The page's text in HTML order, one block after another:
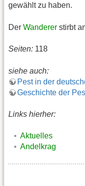
gewählt zu haben.
Der Wanderer stirbt
Seiten: 118
siehe auch:
Pest in der
Geschichte der
Links hierher:
Aktuelles
Andelkrag